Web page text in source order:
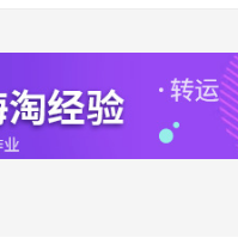
卸妆膏--卸妆膏中的“爱马仕”